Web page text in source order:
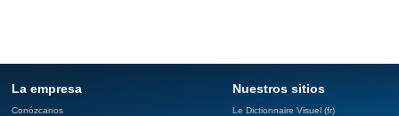
La empresa
Conózcanos
Nuestros sitios
Le Dictionnaire Visuel (fr)